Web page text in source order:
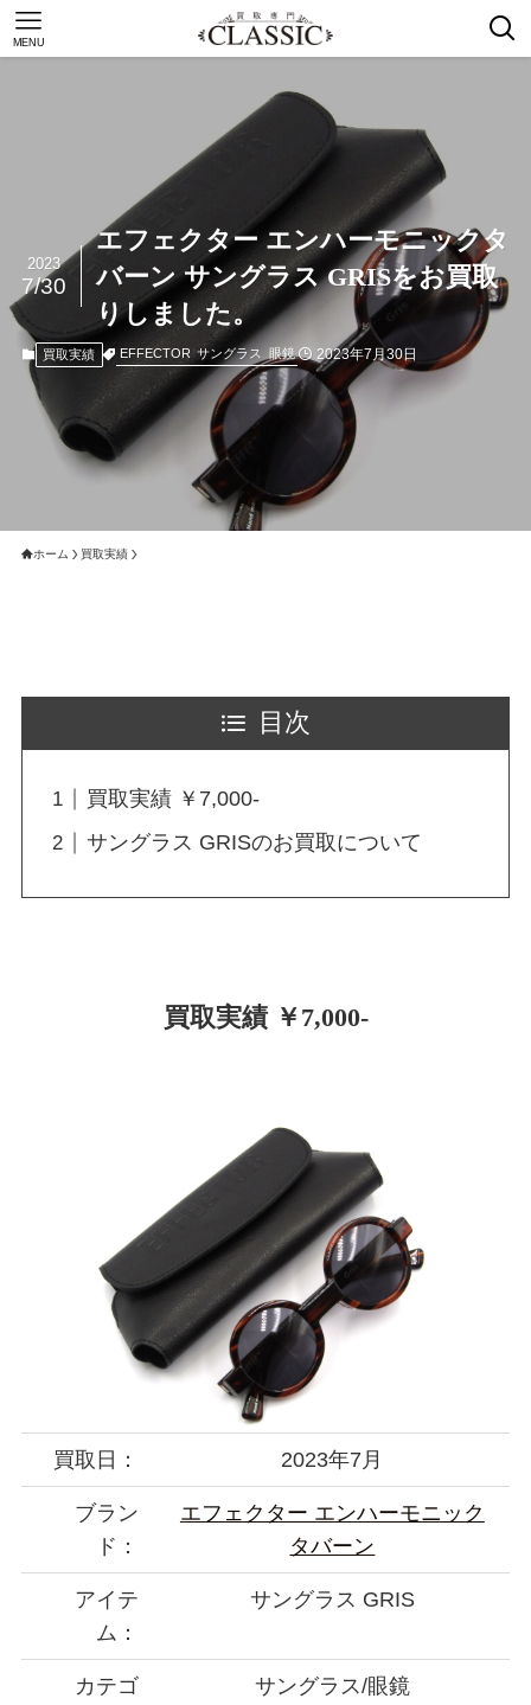
MENU
エフェクター エンハーモニックタ
バーン サングラス GRISをお買取
りしました。
2023
7/30
買取実績 EFFECTOR サングラス 眼鏡 2023年7月30日
ホーム 買取実績
目次
買取実績 ￥7,000-
サングラス GRISのお買取について
買取実績 ￥7,000-
買取日： 2023年7月
ブラン
ド：
エフェクター エンハーモニック
タバーン
アイテ
ム：
サングラス GRIS
カテゴ
サングラス/眼鏡